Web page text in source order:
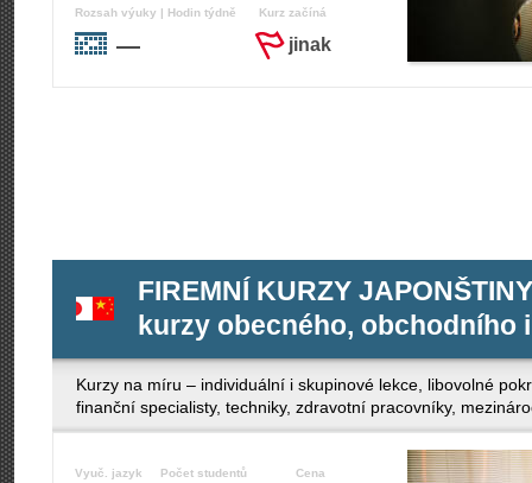
Rozsah výuky | Hodin týdně
—
Kurz začíná
jinak
FIREMNÍ KURZY
kurzy obecného, obchodního
Kurzy na míru – individuální i skupinové lekce, libovolné
finanční specialisty, techniky, zdravotní pracovníky,
Vyuč. jazyk Počet studentů Cena